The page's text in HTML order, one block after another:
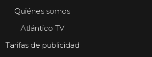
Quiénes somos
Atlántico TV
Tarifas de publicidad